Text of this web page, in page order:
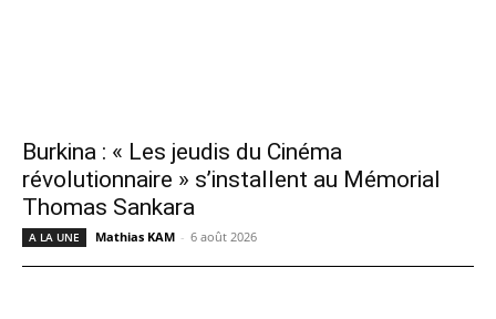
Burkina : « Les jeudis du Cinéma
révolutionnaire » s’installent au Mémorial
Thomas Sankara
A LA UNE Mathias KAM - 6 août 2026